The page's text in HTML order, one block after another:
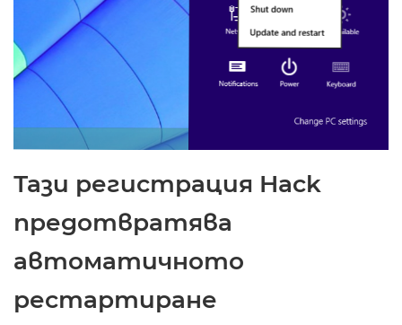
Тази регистрация Hack
предотвратява
автоматичното
рестартиране